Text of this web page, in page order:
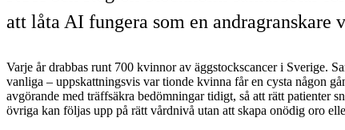
att låta AI fungera som en
Varje år drabbas runt 700 kvinnor av äggstockscancer i Sverige.
vanliga – uppskattningsvis var tionde kvinna får en cysta någon
avgörande med träffsäkra bedömningar tidigt, så att rätt patienter
övriga kan följas upp på rätt vårdnivå utan att skapa onödig oro